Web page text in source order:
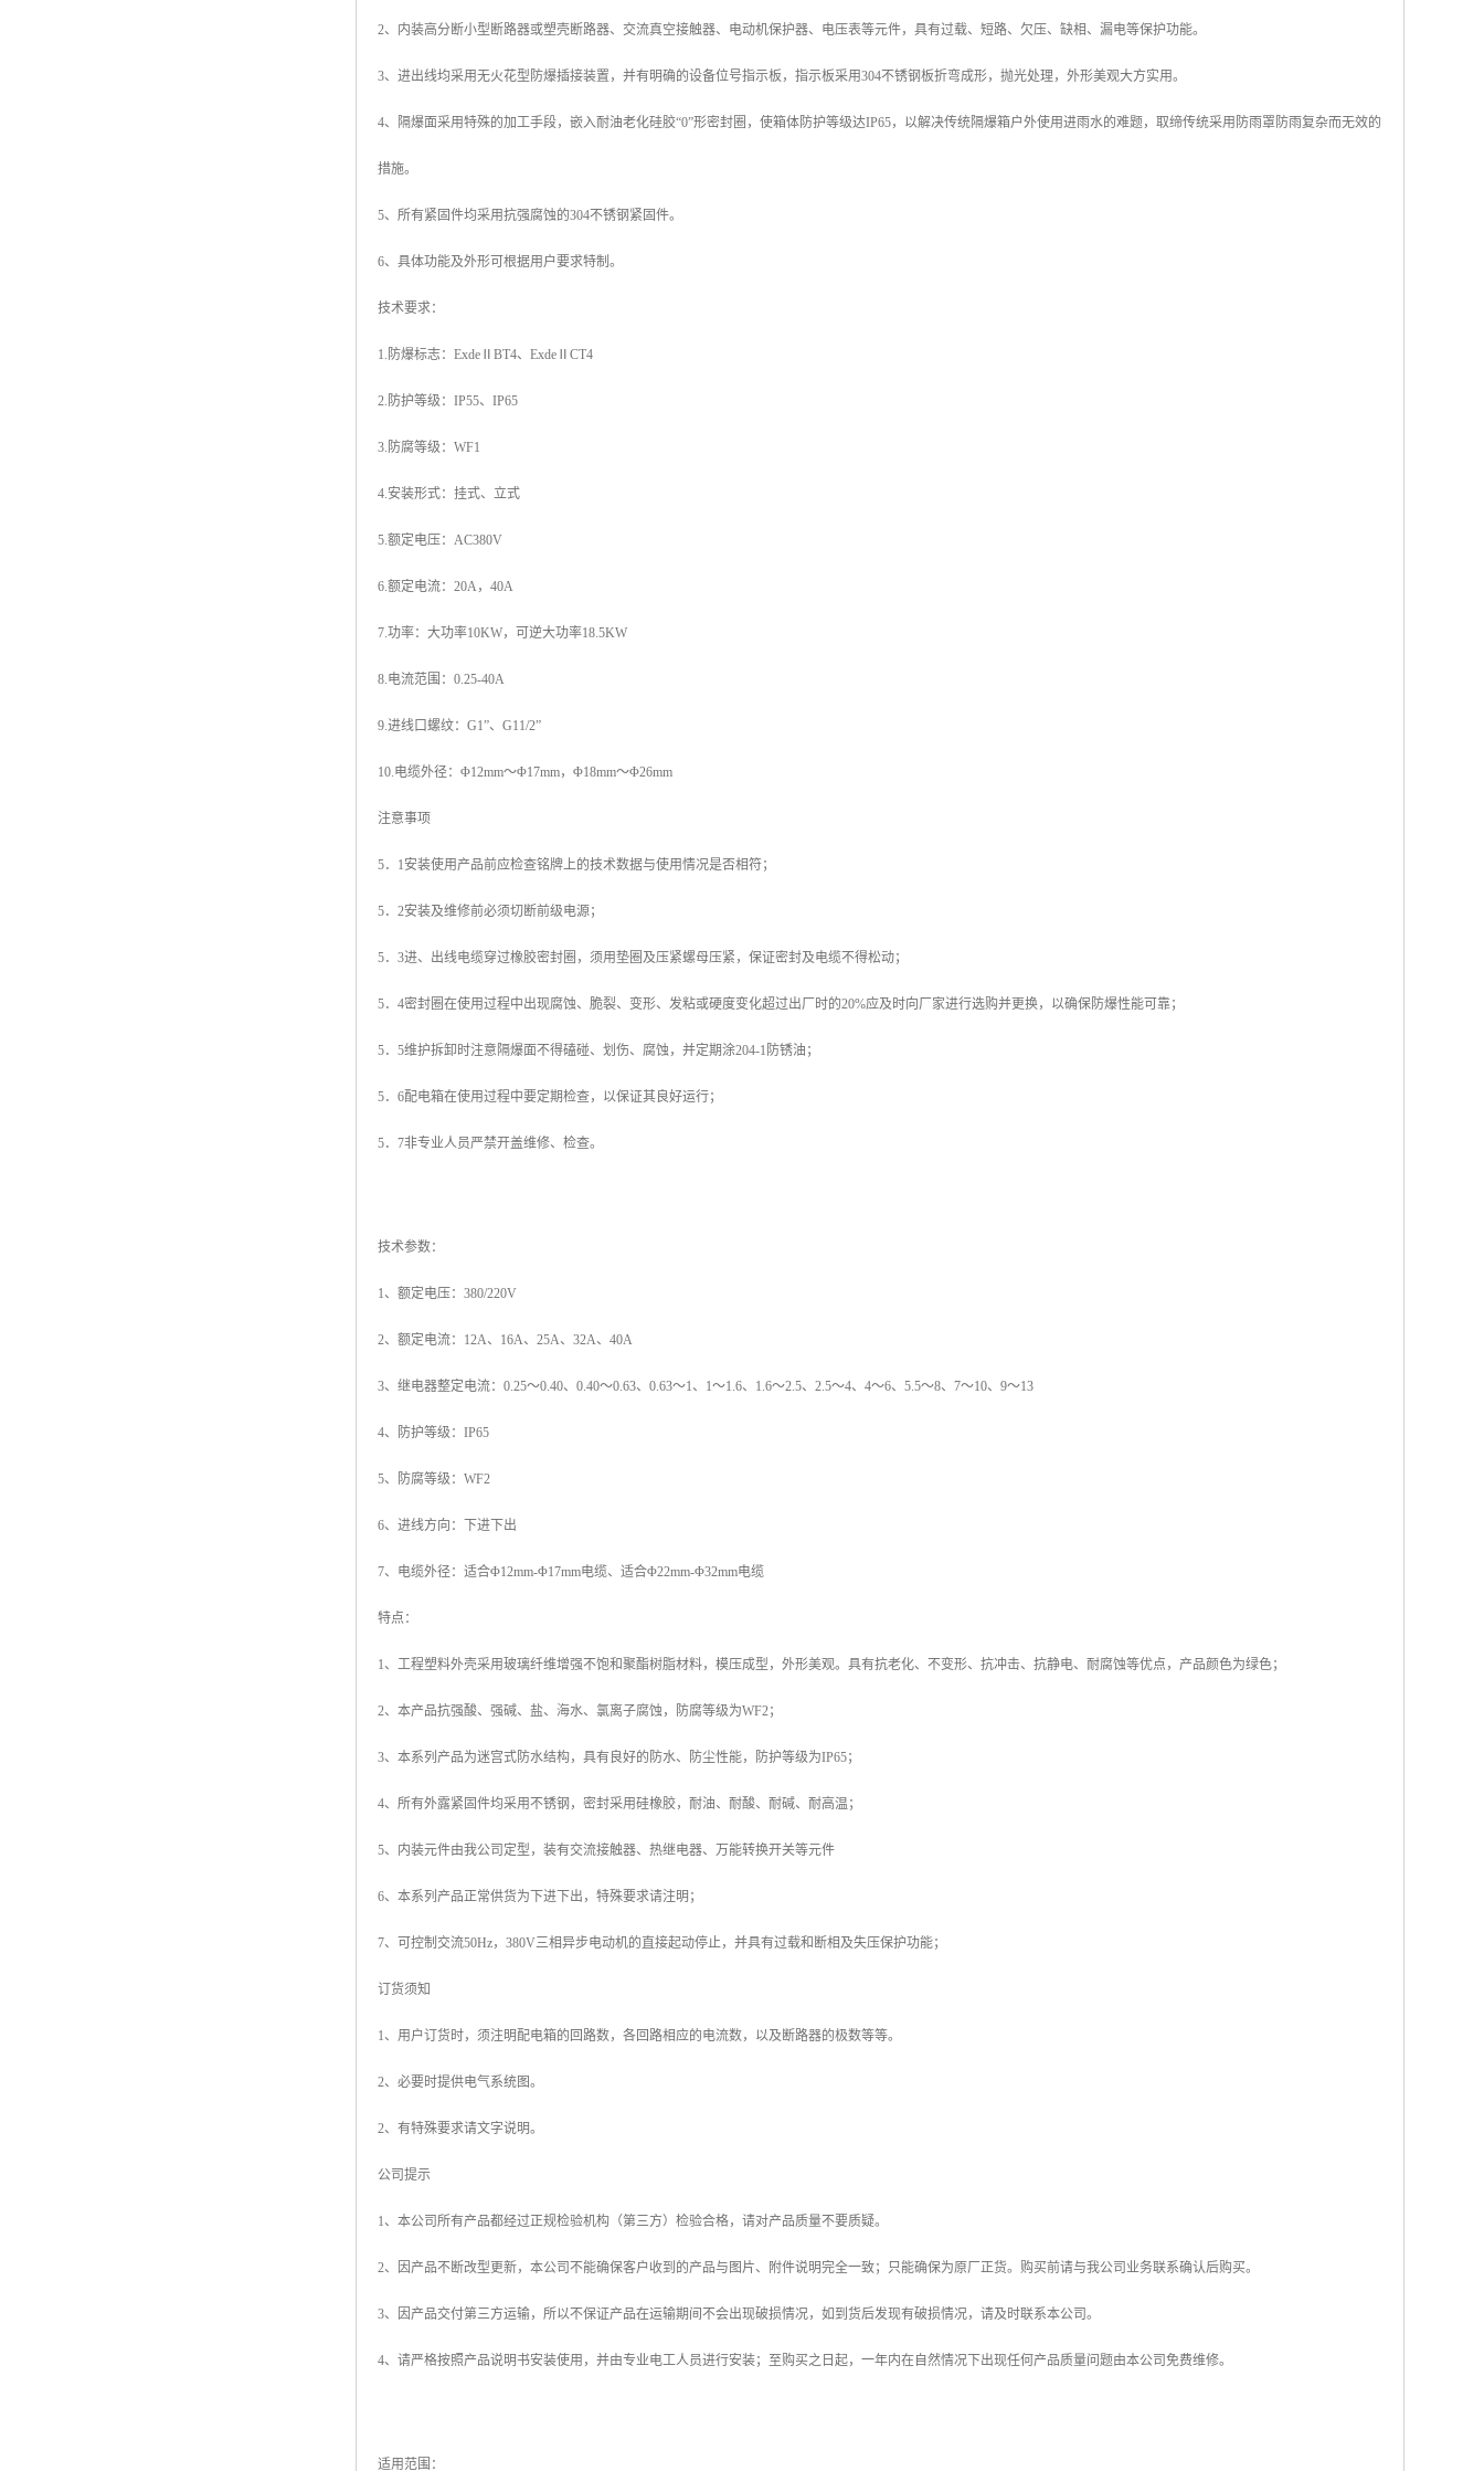
2、内装高分断小型断路器或塑壳断路器、交流真空接触器、电动机保护器、电压表等元件，具有过载、短路、欠压、缺相、漏电等保护功能。
3、进出线均采用无火花型防爆插接装置，并有明确的设备位号指示板，指示板采用304不锈钢板折弯成形，抛光处理，外形美观大方实用。
4、隔爆面采用特殊的加工手段，嵌入耐油老化硅胶“0”形密封圈，使箱体防护等级达IP65，以解决传统隔爆箱户外使用进雨水的难题，取缔传统采用防雨罩防雨复杂而无效的
措施。
5、所有紧固件均采用抗强腐蚀的304不锈钢紧固件。
6、具体功能及外形可根据用户要求特制。
技术要求：
1.防爆标志：ExdeⅡBT4、ExdeⅡCT4
2.防护等级：IP55、IP65
3.防腐等级：WF1
4.安装形式：挂式、立式
5.额定电压：AC380V
6.额定电流：20A，40A
7.功率：大功率10KW，可逆大功率18.5KW
8.电流范围：0.25-40A
9.进线口螺纹：G1”、G11/2”
10.电缆外径：Φ12mm～Φ17mm，Φ18mm～Φ26mm
注意事项
5．1安装使用产品前应检查铭牌上的技术数据与使用情况是否相符；
5．2安装及维修前必须切断前级电源；
5．3进、出线电缆穿过橡胶密封圈，须用垫圈及压紧螺母压紧，保证密封及电缆不得松动；
5．4密封圈在使用过程中出现腐蚀、脆裂、变形、发粘或硬度变化超过出厂时的20%应及时向厂家进行选购并更换，以确保防爆性能可靠；
5．5维护拆卸时注意隔爆面不得磕碰、划伤、腐蚀，并定期涂204-1防锈油；
5．6配电箱在使用过程中要定期检查，以保证其良好运行；
5．7非专业人员严禁开盖维修、检查。
技术参数：
1、额定电压：380/220V
2、额定电流：12A、16A、25A、32A、40A
3、继电器整定电流：0.25～0.40、0.40～0.63、0.63～1、1～1.6、1.6～2.5、2.5～4、4～6、5.5～8、7～10、9～13
4、防护等级：IP65
5、防腐等级：WF2
6、进线方向：下进下出
7、电缆外径：适合Φ12mm-Φ17mm电缆、适合Φ22mm-Φ32mm电缆
特点：
1、工程塑料外壳采用玻璃纤维增强不饱和聚酯树脂材料，模压成型，外形美观。具有抗老化、不变形、抗冲击、抗静电、耐腐蚀等优点，产品颜色为绿色；
2、本产品抗强酸、强碱、盐、海水、氯离子腐蚀，防腐等级为WF2；
3、本系列产品为迷宫式防水结构，具有良好的防水、防尘性能，防护等级为IP65；
4、所有外露紧固件均采用不锈钢，密封采用硅橡胶，耐油、耐酸、耐碱、耐高温；
5、内装元件由我公司定型，装有交流接触器、热继电器、万能转换开关等元件
6、本系列产品正常供货为下进下出，特殊要求请注明；
7、可控制交流50Hz，380V三相异步电动机的直接起动停止，并具有过载和断相及失压保护功能；
订货须知
1、用户订货时，须注明配电箱的回路数，各回路相应的电流数，以及断路器的极数等等。
2、必要时提供电气系统图。
2、有特殊要求请文字说明。
公司提示
1、本公司所有产品都经过正规检验机构（第三方）检验合格，请对产品质量不要质疑。
2、因产品不断改型更新，本公司不能确保客户收到的产品与图片、附件说明完全一致；只能确保为原厂正货。购买前请与我公司业务联系确认后购买。
3、因产品交付第三方运输，所以不保证产品在运输期间不会出现破损情况，如到货后发现有破损情况，请及时联系本公司。
4、请严格按照产品说明书安装使用，并由专业电工人员进行安装；至购买之日起，一年内在自然情况下出现任何产品质量问题由本公司免费维修。
适用范围：